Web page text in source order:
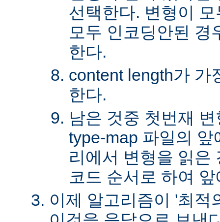
선택한다. 변형이
모두 인코딩안된 경
한다.
content length가 가
한다.
남은 것중 첫번재
type-map 파일의
리에서 변형을 읽은
코드 순서로 하여
이제 알고리즘이 '최적